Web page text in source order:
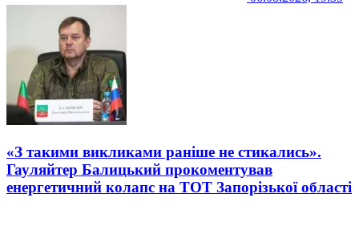
«З такими викликами раніше не стикались».
Гауляйтер Балицький прокоментував
енергетичний колапс на ТОТ Запорізької області